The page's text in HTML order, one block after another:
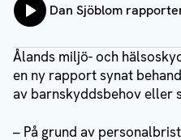
Lyssna på:
Dan Sjöblom
Ålands miljö- och
en ny rapport synat
av barnskyddsbehov eller
– På grund av